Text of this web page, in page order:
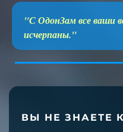
"С ОдонЗам все ваши
исчерпаны."
ВЫ НЕ ЗНАЕТЕ